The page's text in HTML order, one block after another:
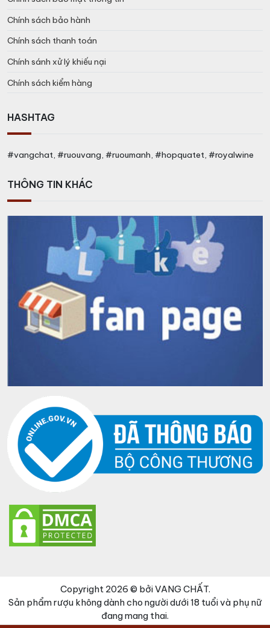
Chính sách bảo hành
Chính sách thanh toán
Chính sánh xử lý khiếu nại
Chính sách kiểm hàng
HASHTAG
#vangchat, #ruouvang, #ruoumanh, #hopquatet, #royalwine
THÔNG TIN KHÁC
Copyright 2026 © bởi VANG CHẤT.
Sản phẩm rượu không dành cho người dưới 18 tuổi và phụ nữ
đang mang thai.